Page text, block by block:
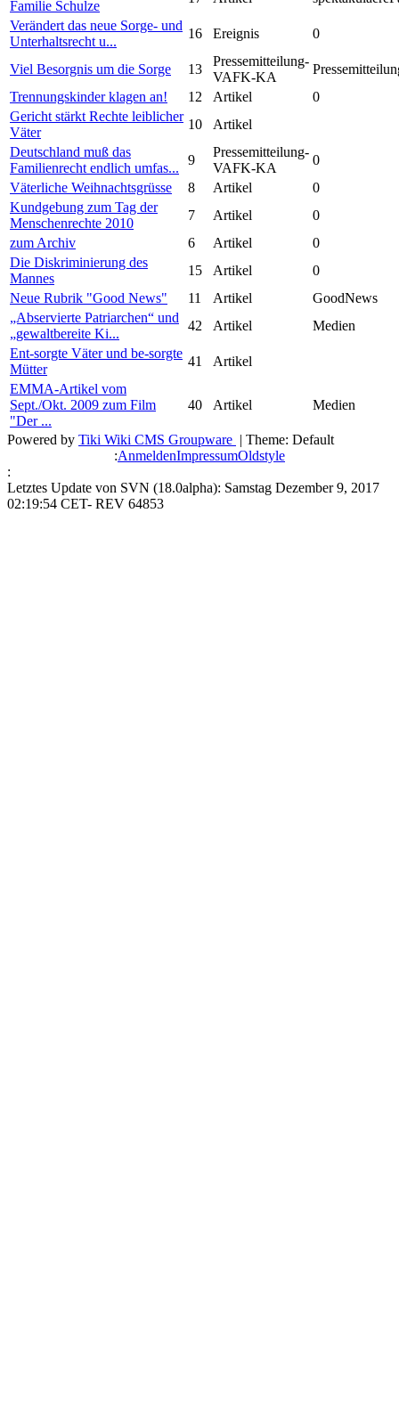
Familie Schulze
Verändert das neue Sorge- und
Unterhaltsrecht u...
16 Ereignis 0
Viel Besorgnis um die Sorge 13
Pressemitteilung-
VAFK-KA
Trennungskinder klagen an!
12 Artikel
0
Gericht stärkt Rechte leiblicher
Väter
10
Artikel
Deutschland muß das
Familienrecht endlich umfas...
9
Pressemitteilung-
VAFK-KA
0
Väterliche Weihnachtsgrüsse
8 Artikel
0
Kundgebung zum Tag der
Menschenrechte 2010
7 Artikel
0
zum Archiv
6 Artikel
0
Die Diskriminierung des
Mannes
15 Artikel
0
Neue Rubrik "Good News"
11 Artikel
GoodNews
„Abservierte Patriarchen“ und
„gewaltbereite Ki...
42 Artikel
Medien
Ent-sorgte Väter und be-sorgte
Mütter
41
Artikel
EMMA-Artikel vom
Sept./Okt. 2009 zum Film
"Der ...
40 Artikel Medien
Powered by Tiki Wiki CMS Groupware | Theme: Default
:AnmeldenImpressumOldstyle
:
Letztes Update von SVN (18.0alpha): Samstag Dezember 9, 2017
02:19:54 CET- REV 64853